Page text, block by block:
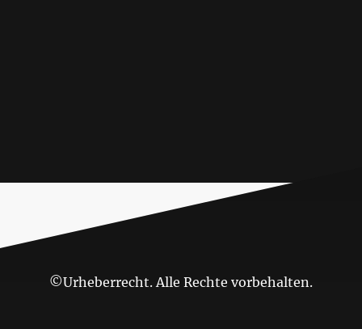
©Urheberrecht. Alle Rechte vorbehalten.